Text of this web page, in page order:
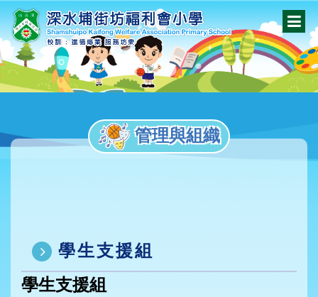
管理與組織
學生支援組
學生支援組